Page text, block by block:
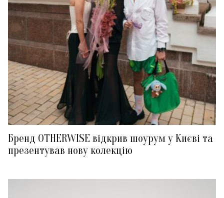
Бренд OTHERWISE відкрив шоурум у Києві та
презентував нову колекцію